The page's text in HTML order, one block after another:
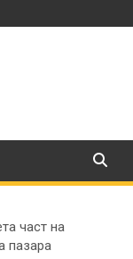
част на
пазара